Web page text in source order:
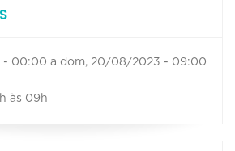
- 00:00 a dom, 20/08/2023 - 09:00
às 09h